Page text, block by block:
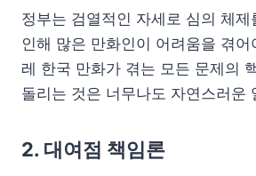
정부는 검열적인 자세로 심의 체제
인해 많은 만화인이 어려움을 겪
레 한국 만화가 겪는 모든 문제의
돌리는 것은 너무나도 자연스러운
2. 대여점 책임론